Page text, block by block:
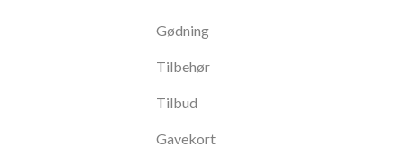
Gødning
Tilbehør
Tilbud
Gavekort